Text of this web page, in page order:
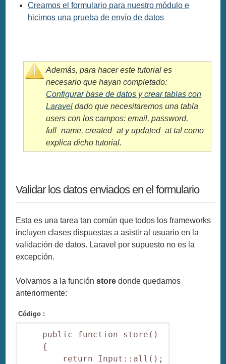
Creamos el formulario para nuestro módulo e
hicimos una prueba de envío de datos
Además, para hacer este tutorial es
necesario que hayan completado:
Configurar base de datos y crear tablas con
Laravel dado que necesitaremos una tabla
users con los campos: email, password,
full_name, created_at y updated_at tal como
explica dicho tutorial.
Validar los datos enviados en el formulario
Esta es una tarea tan común que todos los frameworks
incluyen clases dispuestas a asistir al usuario en la
validación de datos. Laravel por supuesto no es la
excepción.
Volvamos a la funciónstore donde quedamos
anteriormente:
Código :
public function store()
{
return Input::all();